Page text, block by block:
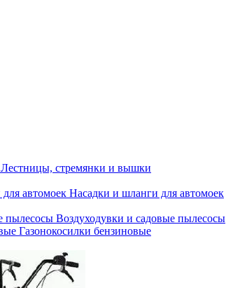
Лестницы, стремянки и вышки
Насадки и шланги для автомоек
Воздуходувки и садовые пылесосы
Газонокосилки бензиновые